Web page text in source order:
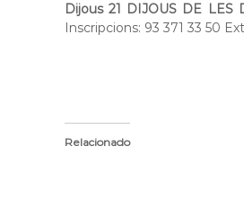
Dijous 21 DIJOUS DE LES
Inscripcions: 93 371 33 50
Relacionado